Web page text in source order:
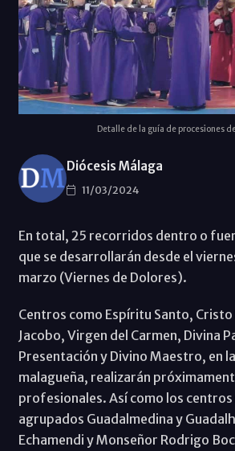
Detalle de la guía de procesiones
Diócesis Málaga
11/03/2024
En total, 25 recorridos dentro o
que se desarrollarán desde el
marzo (Viernes de Dolores).
Centros como Espíritu Santo, Cristo
Jacobo, Virgen del Carmen, Divina
Presentación y Divino Maestro, en
malagueña, realizarán
profesionales. Así como los
agrupados Guadalmedina y
Echamendi y Monseñor Rodrigo